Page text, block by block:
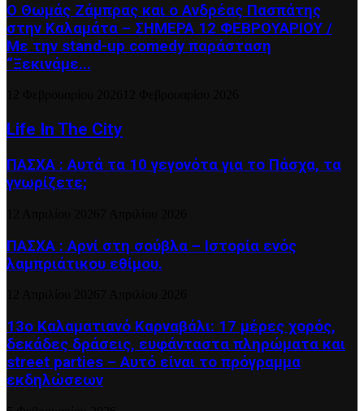
Ο Θωμάς Ζάμπρας και ο Ανδρέας Πασπάτης
στην Καλαμάτα – ΣΗΜΕΡΑ 12 ΦΕΒΡΟΥΑΡΙΟΥ /
Με την stand-up comedy παράσταση
“Ξεκινάμε...
Life In The City
ΠΑΣΧΑ : Αυτά τα 10 γεγονότα για το Πάσχα, τα
γνωρίζετε;
ΠΑΣΧΑ : Αρνί στη σούβλα – Ιστορία ενός
λαμπριάτικου εθίμου.
13ο Καλαματιανό Καρναβάλι: 17 μέρες χορός,
δεκάδες δράσεις, ευφάνταστα πληρώματα και
street parties – Αυτό είναι το πρόγραμμα
εκδηλώσεων